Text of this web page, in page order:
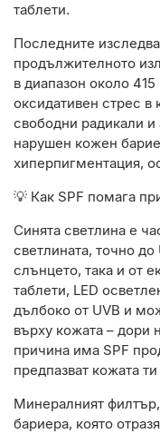
таблети.
Последните
продължителното
в диапазон около
оксидативен стрес в
свободни радикали и
нарушен кожен
хиперпигментация,
💡 Как SPF помага
Синята светлина е
светлината, точно
слънцето, така и от
таблети, LED
дълбоко от UVB и
върху кожата – дори
причина има SPF
предпазват кожата
Минералният
бариера, която